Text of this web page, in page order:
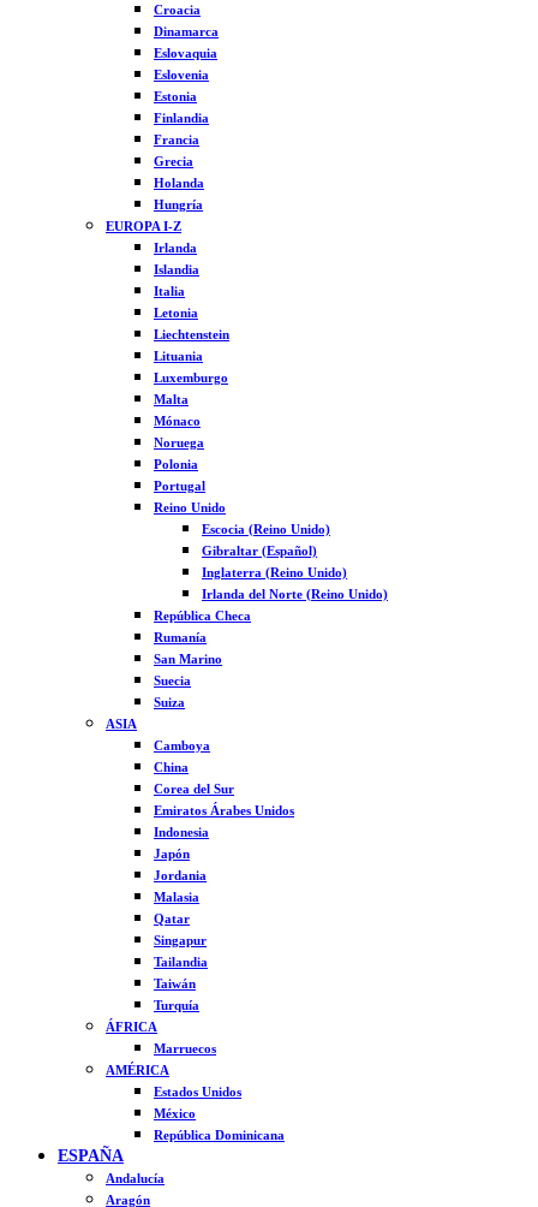
Croacia
Dinamarca
Eslovaquia
Eslovenia
Estonia
Finlandia
Francia
Grecia
Holanda
Hungría
EUROPA I-Z
Irlanda
Islandia
Italia
Letonia
Liechtenstein
Lituania
Luxemburgo
Malta
Mónaco
Noruega
Polonia
Portugal
Reino Unido
Escocia (Reino Unido)
Gibraltar (Español)
Inglaterra (Reino Unido)
Irlanda del Norte (Reino Unido)
República Checa
Rumanía
San Marino
Suecia
Suiza
ASIA
Camboya
China
Corea del Sur
Emiratos Árabes Unidos
Indonesia
Japón
Jordania
Malasia
Qatar
Singapur
Tailandia
Taiwán
Turquía
ÁFRICA
Marruecos
AMÉRICA
Estados Unidos
México
República Dominicana
ESPAÑA
Andalucía
Aragón